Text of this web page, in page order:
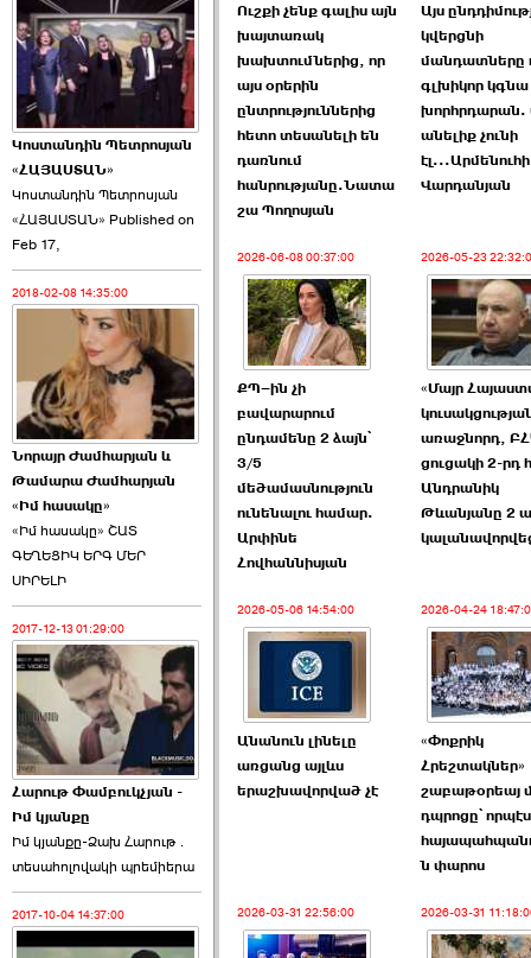
վնասել է ›››
2026-06-09 07:11:00
Այս ընդդիմությունը
կվերցնի ›››
2026-06-09 00:41:00
Որպես ընդդիմադիր
ընտրող՝ ›››
Կոստանդին Պետրոսյան
«ՀԱՅԱՍՏԱՆ»
Կոստանդին Պետրոսյան
«ՀԱՅԱՍՏԱՆ» Published on
Feb 17,
2018-02-08 14:35:00
Նորայր Ժամհարյան և
Թամարա Ժամհարյան
«Իմ հասակը»
«Իմ հասակը» ՇԱՏ
ԳԵՂԵՑԻԿ ԵՐԳ ՄԵՐ
ՍԻՐԵԼԻ
2017-12-13 01:29:00
Հարութ Փամբուկչյան -
Իմ կյանքը
Իմ կյանքը-Ձախ Հարnւթ․
տեuաhnլnվակի պրեմիերա
2017-10-04 14:37:00
Ուշքի չենք գալիս այն
խայտառակ
խախտումներից, որ
այս օրերին
ընտրություններից
հետո տեսանելի են
դառնում
հանրությանը.Նատա
շա Պողոսյան
Այս
կվերցնի
մանդատները
գլխիկոր կգնա
խորհրդարան.
անելիք չունի
էլ...Արմենուհի
Վարդանյան
2026-06-08 00:37:00
ՔՊ–ին չի
բավարարում
ընդամենը 2 ձայն՝
3/5
մեծամասնություն
ունենալու համար.
Արփինե
Հովհաննիսյան
2026-05-23
«Մայր
առաջնորդ,
ցուցակի 2-րդ
Անդրանիկ
Թևանյանը 2
2026-05-06 14:54:00
Անանուն լինելը
առցանց այլևս
երաշխավորված չէ
2026-04-24
«Փոքրիկ
Հրեշտակներ»
շաբաթօրեայ
դպրոցը՝ որպէս
ն փարոս
2026-03-31 22:56:00 2026-03-31